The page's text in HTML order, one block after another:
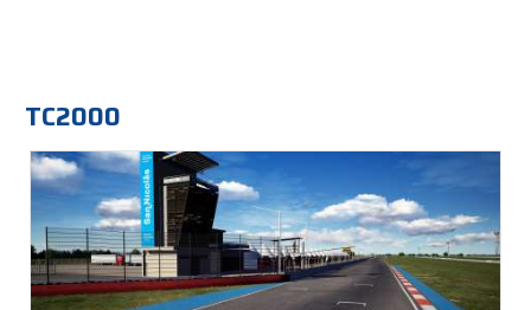
TC2000